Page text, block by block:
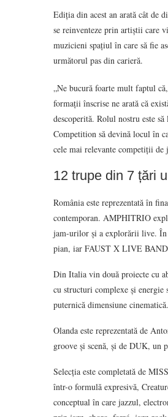
Ediția din acest an arată cât de
se reinventeze prin artiștii care
muzicieni spațiul în care să fie
următorul pas din carieră.
„Ne bucură foarte mult faptul
formații înscrise ne arată că
descoperită. Rolul nostru este
Competition să devină locul în
cele mai relevante competiții
12 trupe din 7 țări
România este reprezentată în
contemporan. AMPHITRIO
jam-urilor și a explorării live. În
pian, iar FAUST X LIVE BAND
Din Italia vin două proiecte cu
cu structuri complexe și
puternică dimensiune cinematică.
Olanda este reprezentată de
groove și scenă, și de DUK, un
Selecția este completată de
într-o formulă expresivă,
conceptual în care jazzul,